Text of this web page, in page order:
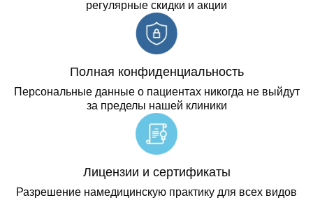
регулярные скидки и акции
Полная конфиденциальность
Персональные данные о пациентах никогда не выйдут
за пределы нашей клиники
Лицензии и сертификаты
Разрешение намедицинскую практику для всех видов